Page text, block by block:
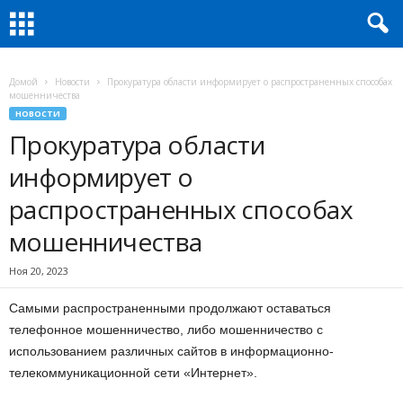
Домой Новости
Прокуратура области информирует о распространенных способах
мошенничества
НОВОСТИ
Прокуратура области
информирует о
распространенных способах
мошенничества
Ноя 20, 2023
Самыми распространенными продолжают оставаться
телефонное мошенничество, либо мошенничество с
использованием различных сайтов в информационно-
телекоммуникационной сети «Интернет».